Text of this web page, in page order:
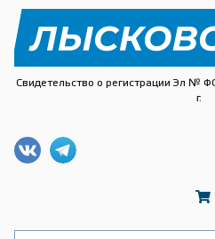
Свидетельство о регистрации Эл №
г.